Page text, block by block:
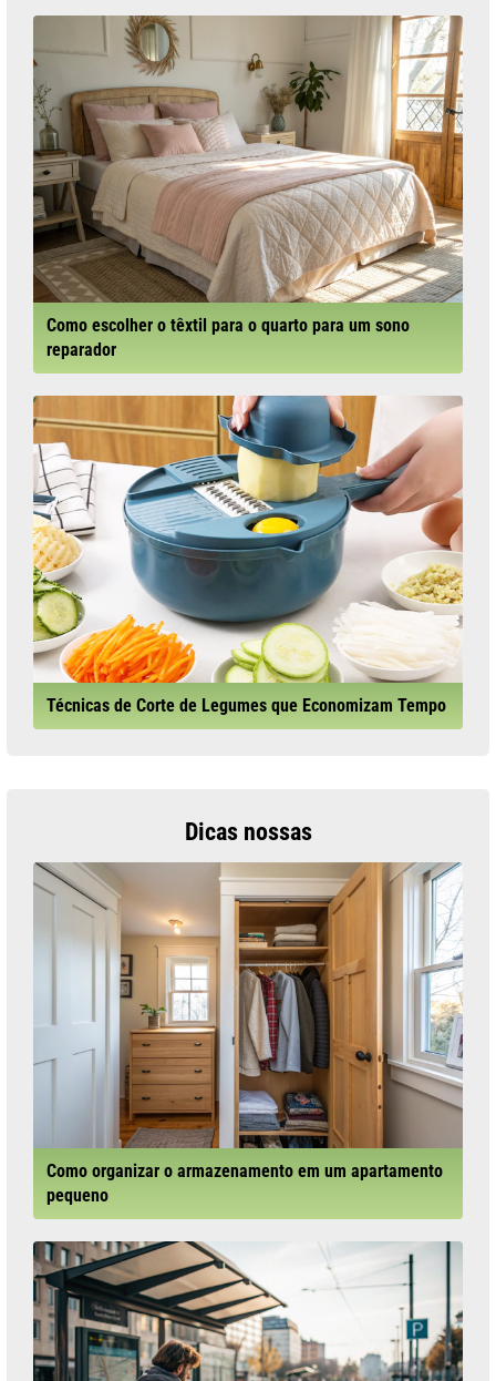
Como escolher o têxtil para o quarto para um sono
reparador
Técnicas de Corte de Legumes que Economizam Tempo
Dicas nossas
Como organizar o armazenamento em um apartamento
pequeno